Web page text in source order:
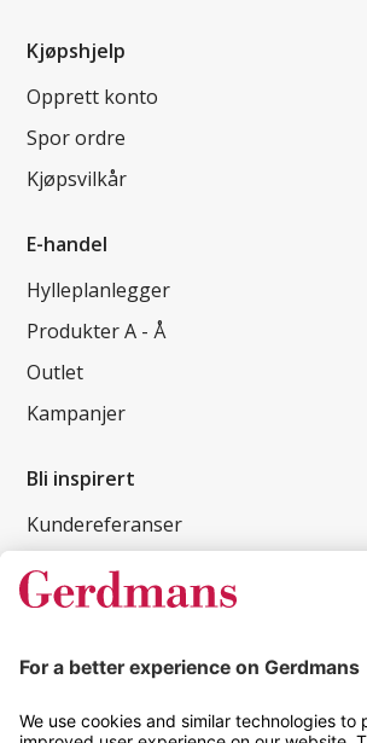
Kjøpshjelp
Opprett konto
Spor ordre
Kjøpsvilkår
E-handel
Hylleplanlegger
Produkter A - Å
Outlet
Kampanjer
Bli inspirert
Kundereferanser
Magasin
Tips og guider
Kontakt
info@gerdmans.no